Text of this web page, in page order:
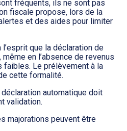
fréquents, ils ne sont pas
fiscale propose, lors de la
et des aides pour limiter
que la déclaration de
en l’absence de revenus
faibles. Le prélèvement à la
cette formalité.
automatique doit
validation.
majorations peuvent être